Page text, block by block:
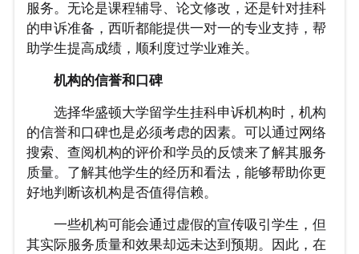
服务。无论是课程辅导、论文修改，还是针对挂科
的申诉准备，西听都能提供一对一的专业支持，帮
助学生提高成绩，顺利度过学业难关。
机构的信誉和口碑
选择华盛顿大学留学生挂科申诉机构时，机构
的信誉和口碑也是必须考虑的因素。可以通过网络
搜索、查阅机构的评价和学员的反馈来了解其服务
质量。了解其他学生的经历和看法，能够帮助你更
好地判断该机构是否值得信赖。
一些机构可能会通过虚假的宣传吸引学生，但
其实际服务质量和效果却远未达到预期。因此，在